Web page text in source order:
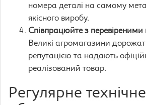
номера деталі на самому
якісного виробу.
Співпрацюйте з
Великі агромагазини
репутацією та надають
реалізований товар.
Регулярне технічне